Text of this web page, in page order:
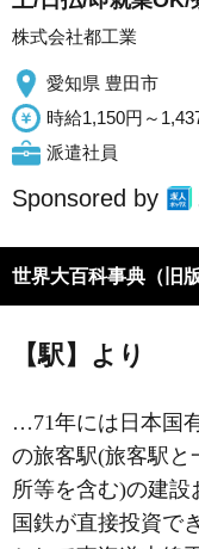
株式会社都工業
愛知県 豊田市
時給1,150円～
派遣社員
Sponsored by
世界大百科事典（旧版
【駅】より
…71年には日本国
の旅客駅(旅客駅と
所等を含む)の建設
国鉄が直接投資で